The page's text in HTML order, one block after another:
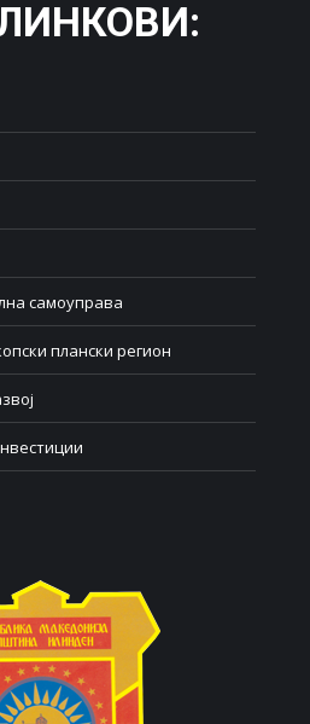
:
самоуправа
плански регион